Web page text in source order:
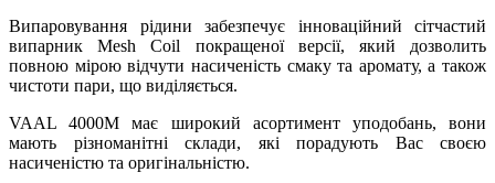
Випаровування рідини забезпечує інноваційний сітчастий
випарник Mesh Coil покращеної версії, який дозволить
повною мірою відчути насиченість смаку та аромату, а також
чистоти пари, що виділяється.
VAAL 4000M має широкий асортимент уподобань, вони
мають різноманітні склади, які порадують Вас своєю
насиченістю та оригінальністю.